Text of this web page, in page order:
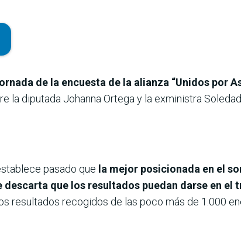
de la encuesta de la alianza “Unidos por
la diputada Johanna Ortega y la exministra
pasado que la mejor posicionada en el
descarta que los resultados puedan darse en el
resultados recogidos de las poco más de 1.000